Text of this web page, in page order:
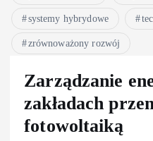
systemy hybrydowe
zrównoważony rozwój
Zarządzanie
zakładach
fotowoltaiką